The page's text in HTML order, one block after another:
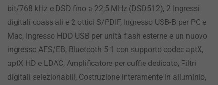
bit/768 kHz e DSD fino a 22,5 MHz (DSD512), 2 Ingressi
digitali coassiali e 2 ottici S/PDIF, Ingresso USB-B per PC e
Mac, Ingresso HDD USB per unità flash esterne e un nuovo
ingresso AES/EB, Bluetooth 5.1 con supporto codec aptX,
aptX HD e LDAC, Amplificatore per cuffie dedicato, Filtri
digitali selezionabili, Costruzione interamente in alluminio,